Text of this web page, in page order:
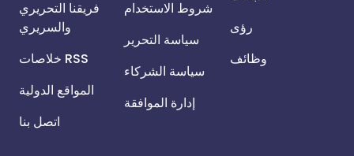
فريقنا التحريري
والسريري
خلاصات RSS
المواقع الدولية
اتصل بنا
شروط الاستخدام
سياسة التحرير
سياسة الشركاء
إدارة الموافقة
رؤى
وظائف